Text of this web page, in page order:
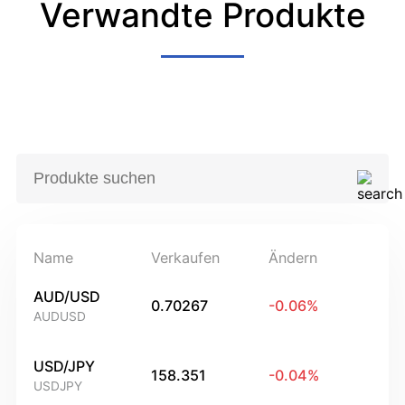
Verwandte Produkte
Name Verkaufen Ändern
AUD/USD
AUDUSD
0.70267 -0.06%
USD/JPY
USDJPY
158.351 -0.04%